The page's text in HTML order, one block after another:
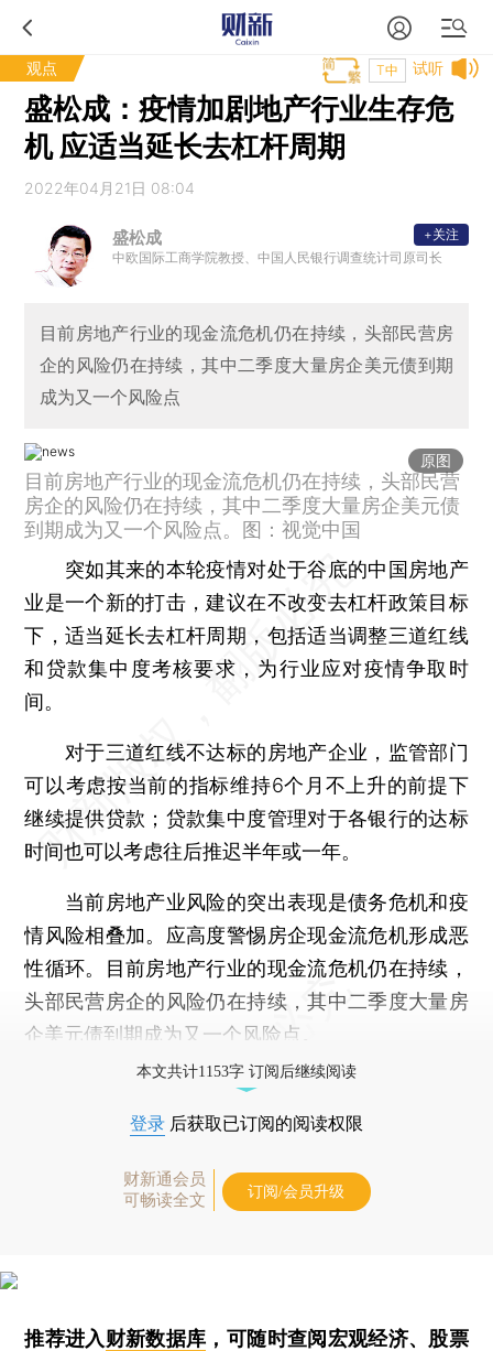
观点 试听
T中
盛松成：疫情加剧地产行业生存危
机 应适当延长去杠杆周期
2022年04月21日 08:04
盛松成
中欧国际工商学院教授、中国人民银行调查统计司原司长
+关注
目前房地产行业的现金流危机仍在持续，头部民营房
企的风险仍在持续，其中二季度大量房企美元债到期
成为又一个风险点
原图
目前房地产行业的现金流危机仍在持续，头部民营
房企的风险仍在持续，其中二季度大量房企美元债
到期成为又一个风险点。图：视觉中国
突如其来的本轮疫情对处于谷底的中国房地产
业是一个新的打击，建议在不改变去杠杆政策目标
下，适当延长去杠杆周期，包括适当调整三道红线
和贷款集中度考核要求，为行业应对疫情争取时
间。
对于三道红线不达标的房地产企业，监管部门
可以考虑按当前的指标维持6个月不上升的前提下
继续提供贷款；贷款集中度管理对于各银行的达标
时间也可以考虑往后推迟半年或一年。
当前房地产业风险的突出表现是债务危机和疫
情风险相叠加。应高度警惕房企现金流危机形成恶
性循环。目前房地产行业的现金流危机仍在持续，
头部民营房企的风险仍在持续，其中二季度大量房
企美元债到期成为又一个风险点。
本文共计1153字 订阅后继续阅读
登录 后获取已订阅的阅读权限
财新通会员
可畅读全文
订阅/会员升级
推荐进入财新数据库 ，可随时查阅宏观经济、股票